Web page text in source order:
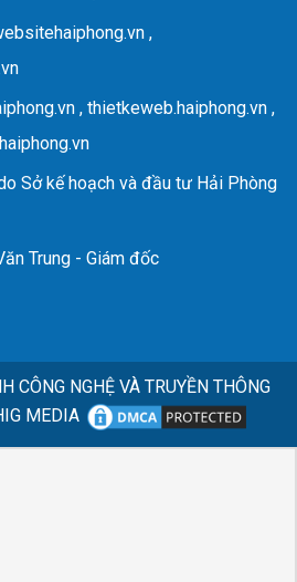
,
, thietkeweb.haiphong.vn ,
Sở kế hoạch và đầu tư Hải Phòng
Trung - Giám đốc
CÔNG NGHỆ VÀ TRUYỀN THÔNG
MEDIA